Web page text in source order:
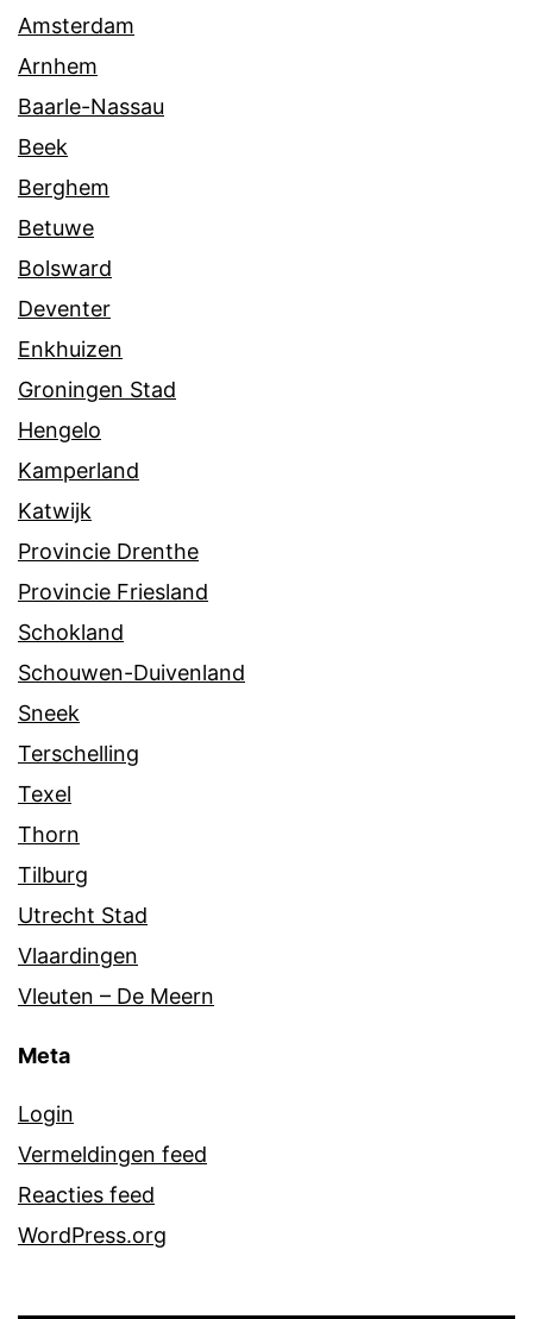
Amsterdam
Arnhem
Baarle-Nassau
Beek
Berghem
Betuwe
Bolsward
Deventer
Enkhuizen
Groningen Stad
Hengelo
Kamperland
Katwijk
Provincie Drenthe
Provincie Friesland
Schokland
Schouwen-Duivenland
Sneek
Terschelling
Texel
Thorn
Tilburg
Utrecht Stad
Vlaardingen
Vleuten – De Meern
Meta
Login
Vermeldingen feed
Reacties feed
WordPress.org